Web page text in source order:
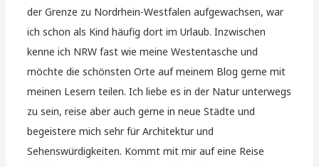
der Grenze zu Nordrhein-Westfalen aufgewachsen, war
ich schon als Kind häufig dort im Urlaub. Inzwischen
kenne ich NRW fast wie meine Westentasche und
möchte die schönsten Orte auf meinem Blog gerne mit
meinen Lesern teilen. Ich liebe es in der Natur unterwegs
zu sein, reise aber auch gerne in neue Städte und
begeistere mich sehr für Architektur und
Sehenswürdigkeiten. Kommt mit mir auf eine Reise